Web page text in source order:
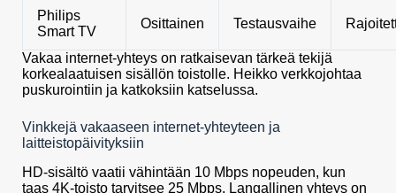
Philips
Smart TV
Osittainen Testausvaihe
Vakaa internet-yhteys on ratkaisevan tärkeä tekijä
korkealaatuisen sisällön toistolle. Heikko verkkojohtaa
puskurointiin ja katkoksiin katselussa.
Vinkkejä vakaaseen internet-yhteyteen ja
laitteistopäivityksiin
HD-sisältö vaatii vähintään 10 Mbps nopeuden, kun
taas 4K-toisto tarvitsee 25 Mbps. Langallinen yhteys on